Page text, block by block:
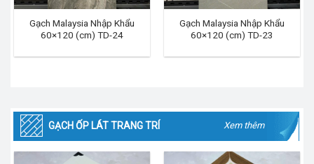
Gạch Malaysia Nhập Khẩu
60×120 (cm) TD-24
Gạch Malaysia Nhập Khẩu
60×120 (cm) TD-23
GẠCH ỐP LÁT TRANG TRÍ Xem thêm